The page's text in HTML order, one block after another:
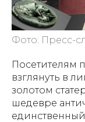
Фото: Пресс-
Посетителям
взглянуть в
золотом
шедевре